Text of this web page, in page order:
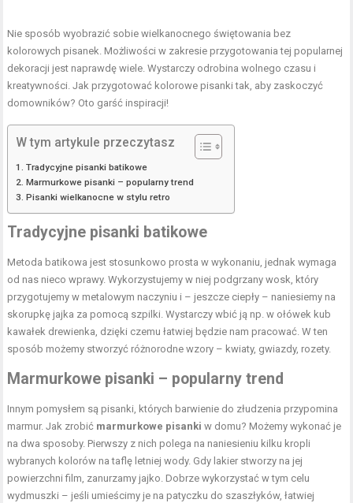
Nie sposób wyobrazić sobie wielkanocnego świętowania bez
kolorowych pisanek. Możliwości w zakresie przygotowania tej popularnej
dekoracji jest naprawdę wiele. Wystarczy odrobina wolnego czasu i
kreatywności. Jak przygotować kolorowe pisanki tak, aby zaskoczyć
domowników? Oto garść inspiracji!
W tym artykule przeczytasz
Tradycyjne pisanki batikowe
Marmurkowe pisanki – popularny trend
Pisanki wielkanocne w stylu retro
Tradycyjne pisanki batikowe
Metoda batikowa jest stosunkowo prosta w wykonaniu, jednak wymaga
od nas nieco wprawy. Wykorzystujemy w niej podgrzany wosk, który
przygotujemy w metalowym naczyniu i – jeszcze ciepły – naniesiemy na
skorupkę jajka za pomocą szpilki. Wystarczy wbić ją np. w ołówek kub
kawałek drewienka, dzięki czemu łatwiej będzie nam pracować. W ten
sposób możemy stworzyć różnorodne wzory – kwiaty, gwiazdy, rozety.
Marmurkowe pisanki – popularny trend
Innym pomysłem są pisanki, których barwienie do złudzenia przypomina
marmur. Jak zrobić marmurkowe pisanki w domu? Możemy wykonać je
na dwa sposoby. Pierwszy z nich polega na naniesieniu kilku kropli
wybranych kolorów na taflę letniej wody. Gdy lakier stworzy na jej
powierzchni film, zanurzamy jajko. Dobrze wykorzystać w tym celu
wydmuszki – jeśli umieścimy je na patyczku do szaszłyków, łatwiej